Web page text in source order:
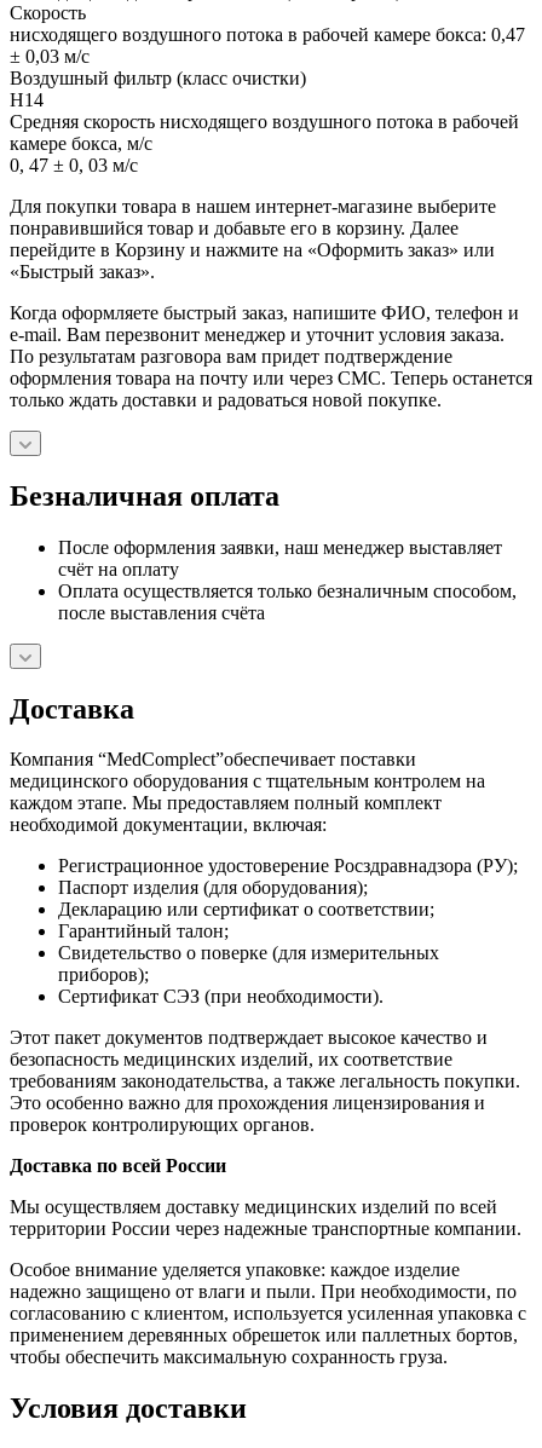
Скорость
нисходящего воздушного потока в рабочей камере бокса: 0,47
± 0,03 м/с
Воздушный фильтр (класс очистки)
H14
Средняя скорость нисходящего воздушного потока в рабочей
камере бокса, м/с
0, 47 ± 0, 03 м/с
Для покупки товара в нашем интернет-магазине выберите
понравившийся товар и добавьте его в корзину. Далее
перейдите в Корзину и нажмите на «Оформить заказ» или
«Быстрый заказ».
Когда оформляете быстрый заказ, напишите ФИО, телефон и
e-mail. Вам перезвонит менеджер и уточнит условия заказа.
По результатам разговора вам придет подтверждение
оформления товара на почту или через СМС. Теперь останется
только ждать доставки и радоваться новой покупке.
Безналичная оплата
После оформления заявки, наш менеджер выставляет
счёт на оплату
Оплата осуществляется только безналичным способом,
после выставления счёта
Доставка
Компания “MedComplect”обеспечивает поставки
медицинского оборудования с тщательным контролем на
каждом этапе. Мы предоставляем полный комплект
необходимой документации, включая:
Регистрационное удостоверение Росздравнадзора (РУ);
Паспорт изделия (для оборудования);
Декларацию или сертификат о соответствии;
Гарантийный талон;
Свидетельство о поверке (для измерительных
приборов);
Сертификат СЭЗ (при необходимости).
Этот пакет документов подтверждает высокое качество и
безопасность медицинских изделий, их соответствие
требованиям законодательства, а также легальность покупки.
Это особенно важно для прохождения лицензирования и
проверок контролирующих органов.
Доставка по всей России
Мы осуществляем доставку медицинских изделий по всей
территории России через надежные транспортные компании.
Особое внимание уделяется упаковке: каждое изделие
надежно защищено от влаги и пыли. При необходимости, по
согласованию с клиентом, используется усиленная упаковка с
применением деревянных обрешеток или паллетных бортов,
чтобы обеспечить максимальную сохранность груза.
Условия доставки